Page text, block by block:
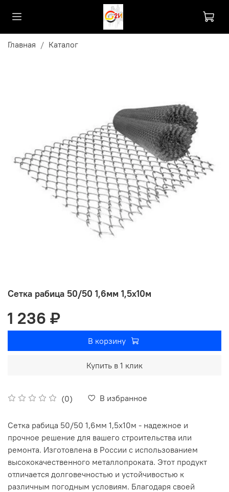
Главная Каталог
Сетка рабица 50/50 1,6мм 1,5х10м
(0) В избранное
1 236 ₽
В корзину
Купить в 1 клик
Сетка рабица 50/50 1,6мм 1,5х10м - надежное и
прочное решение для вашего строительства или
ремонта. Изготовлена в России с использованием
высококачественного металлопроката. Этот продукт
отличается долговечностью и устойчивостью к
различным погодным условиям. Благодаря своей